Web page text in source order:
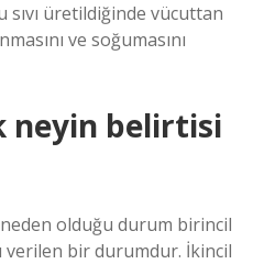
sıvı üretildiğinde vücuttan
ve soğumasını
neyin belirtisi
neden olduğu durum birincil
verilen bir durumdur. İkincil